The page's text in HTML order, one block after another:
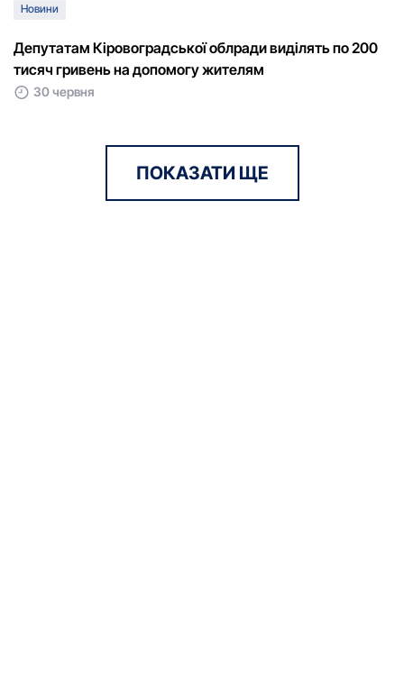
Новини
Депутатам Кіровоградської облради виділять по 200
тисяч гривень на допомогу жителям
30 червня
ПОКАЗАТИ ЩЕ